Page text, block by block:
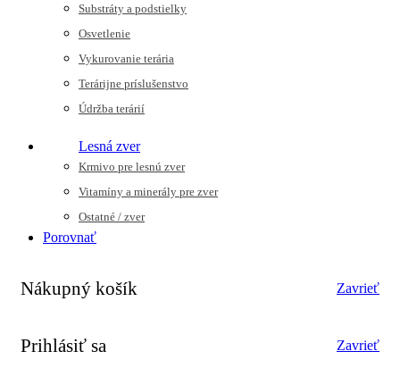
Substráty a podstielky
Osvetlenie
Vykurovanie terária
Terárijne príslušenstvo
Údržba terárií
Lesná zver
Krmivo pre lesnú zver
Vitamíny a minerály pre zver
Ostatné / zver
Porovnať
Nákupný košík Zavrieť
Prihlásiť sa Zavrieť